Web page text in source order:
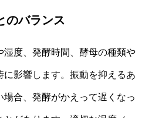
のバランス
湿度、発酵時間、酵母の種類や
影響します。振動を抑えるあ
場合、発酵がかえって遅くなっ